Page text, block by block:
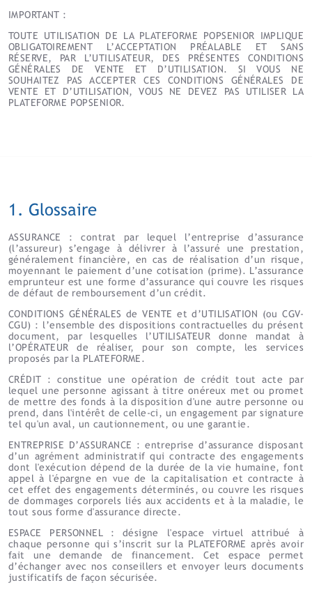
IMPORTANT :
TOUTE UTILISATION DE LA PLATEFORME POPSENIOR IMPLIQUE
OBLIGATOIREMENT L’ACCEPTATION PRÉALABLE ET SANS
RÉSERVE, PAR L’UTILISATEUR, DES PRÉSENTES CONDITIONS
GÉNÉRALES DE VENTE ET D’UTILISATION. SI VOUS NE
SOUHAITEZ PAS ACCEPTER CES CONDITIONS GÉNÉRALES DE
VENTE ET D’UTILISATION, VOUS NE DEVEZ PAS UTILISER LA
PLATEFORME POPSENIOR.
1. Glossaire
ASSURANCE : contrat par lequel l’entreprise d’assurance
(l’assureur) s’engage à délivrer à l’assuré une prestation,
généralement financière, en cas de réalisation d’un risque,
moyennant le paiement d’une cotisation (prime). L’assurance
emprunteur est une forme d’assurance qui couvre les risques
de défaut de remboursement d’un crédit.
CONDITIONS GÉNÉRALES de VENTE et d’UTILISATION (ou CGV-
CGU) : l’ensemble des dispositions contractuelles du présent
document, par lesquelles l’UTILISATEUR donne mandat à
l’OPÉRATEUR de réaliser, pour son compte, les services
proposés par la PLATEFORME.
CRÉDIT : constitue une opération de crédit tout acte par
lequel une personne agissant à titre onéreux met ou promet
de mettre des fonds à la disposition d'une autre personne ou
prend, dans l'intérêt de celle-ci, un engagement par signature
tel qu'un aval, un cautionnement, ou une garantie.
ENTREPRISE D’ASSURANCE : entreprise d’assurance disposant
d’un agrément administratif qui contracte des engagements
dont l'exécution dépend de la durée de la vie humaine, font
appel à l'épargne en vue de la capitalisation et contracte à
cet effet des engagements déterminés, ou couvre les risques
de dommages corporels liés aux accidents et à la maladie, le
tout sous forme d'assurance directe.
ESPACE PERSONNEL : désigne l'espace virtuel attribué à
chaque personne qui s’inscrit sur la PLATEFORME après avoir
fait une demande de financement. Cet espace permet
d’échanger avec nos conseillers et envoyer leurs documents
justificatifs de façon sécurisée.